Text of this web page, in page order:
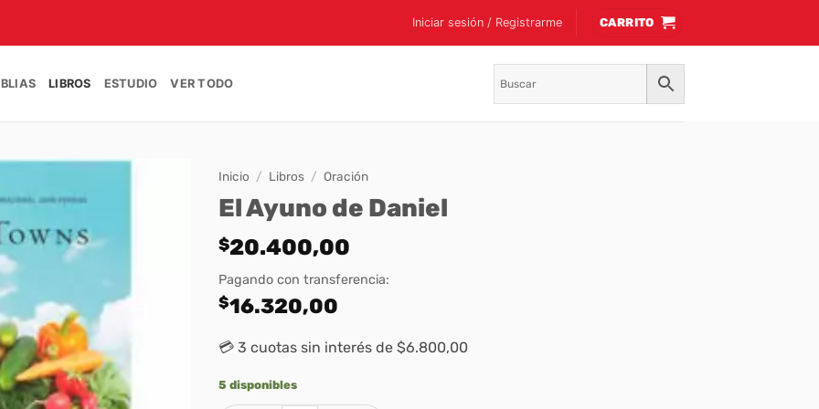
Iniciar sesión / Registrarme CARRITO
LIBROS ESTUDIO VER TODO
Inicio / Libros / Oración
El Ayuno de Daniel
$20.400,00
Pagando con transferencia:
$16.320,00
💳 3 cuotas sin interés de $6.800,00
5 disponibles